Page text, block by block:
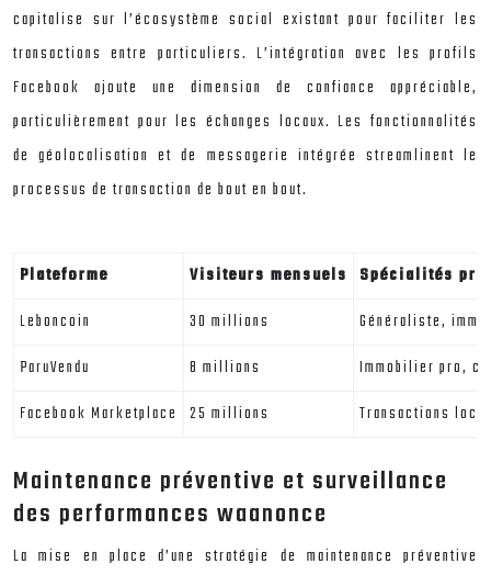
capitalise sur l’écosystème social existant pour faciliter les
transactions entre particuliers. L’intégration avec les profils
Facebook ajoute une dimension de confiance appréciable,
particulièrement pour les échanges locaux. Les fonctionnalités
de géolocalisation et de messagerie intégrée streamlinent le
processus de transaction de bout en bout.
Plateforme Visiteurs mensuels Spécialités
Leboncoin
30 millions
Généraliste,
ParuVendu
8 millions
Immobilier pro,
Facebook Marketplace 25 millions Transactions
Maintenance préventive et surveillance
des performances waanonce
La mise en place d’une stratégie de maintenance préventive